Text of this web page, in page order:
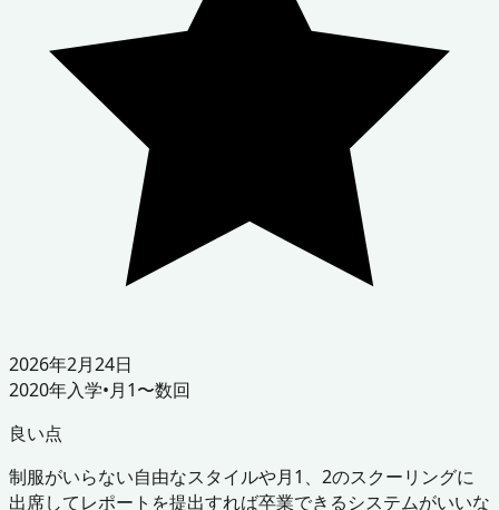
2026年2月24日
2020年入学•月1〜数回
良い点
制服がいらない自由なスタイルや月1、2のスクーリングに
出席してレポートを提出すれば卒業できるシステムがいいな